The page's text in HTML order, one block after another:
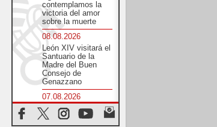
contemplamos la
victoria del amor
sobre la muerte
08.08.2026
León XIV visitará el
Santuario de la
Madre del Buen
Consejo de
Genazzano
07.08.2026
Filipinas: el
Vicariato Apostólico
de Calapán se